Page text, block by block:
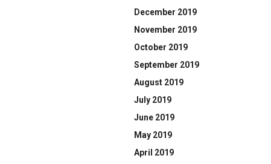
December 2019
November 2019
October 2019
September 2019
August 2019
July 2019
June 2019
May 2019
April 2019